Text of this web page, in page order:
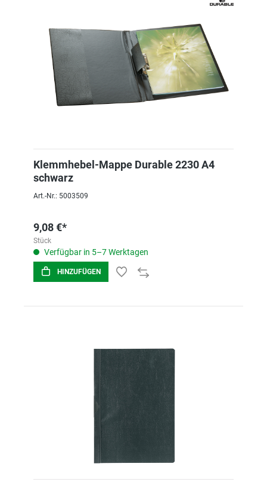
Klemmhebel-Mappe Durable 2230 A4
schwarz
Art.-Nr.: 5003509
9,08 €*
Stück
Verfügbar in 5–7 Werktagen
HINZUFÜGEN